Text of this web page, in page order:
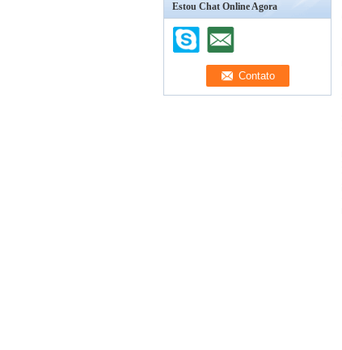
Estou Chat Online Agora